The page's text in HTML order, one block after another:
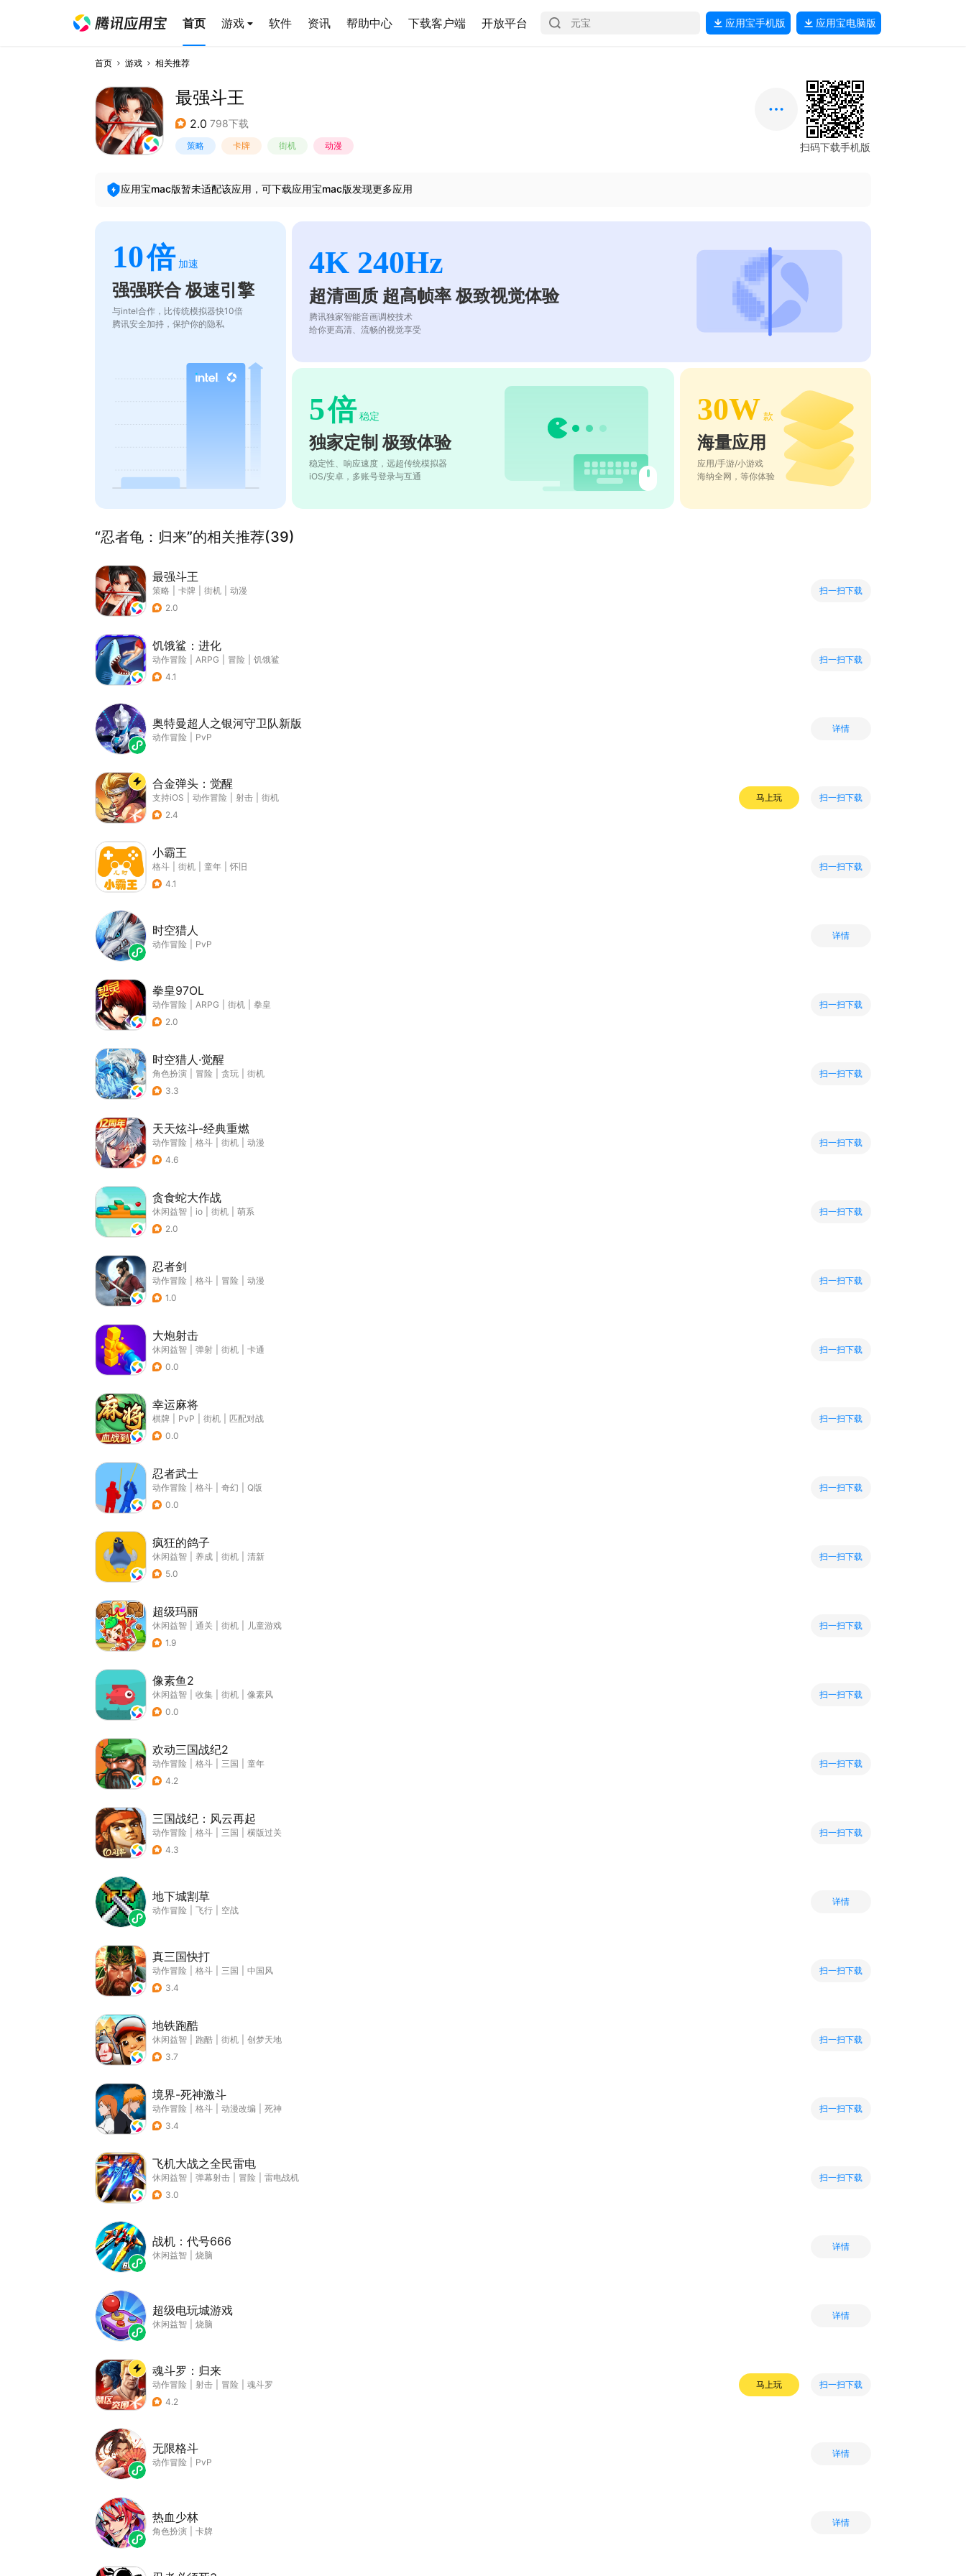
首页 游戏 软件 资讯 帮助中心 下载客户端 开放平台 应用宝手机版 应用宝电脑版
首页 游戏 相关推荐
最强斗王
2.0 798下载
策略 卡牌 街机 动漫 扫码下载手机版
应用宝mac版暂未适配该应用，可下载应用宝mac版发现更多应用
10倍 加速
强强联合 极速引擎
与intel合作，比传统模拟器快10倍
腾讯安全加持，保护你的隐私
4K 240Hz
超清画质 超高帧率 极致视觉体验
腾讯独家智能音画调校技术
给你更高清、流畅的视觉享受
5倍 稳定
独家定制 极致体验
稳定性、响应速度，远超传统模拟器
iOS/安卓，多账号登录与互通
30W 款
海量应用
应用/手游/小游戏
海纳全网，等你体验
“忍者龟：归来”的相关推荐(39)
最强斗王
策略 卡牌 街机
动漫
2.0
扫一扫下载
饥饿鲨：进化
动作冒险 ARPG 冒险
饥饿鲨
4.1
扫一扫下载
奥特曼超人之银河守卫队新版
动作冒险 PvP
详情
合金弹头：觉醒
支持iOS 动作冒险 射击
街机
2.4
马上玩 扫一扫下载
小霸王
格斗 街机 童年
怀旧
4.1
扫一扫下载
时空猎人
动作冒险 PvP
详情
拳皇97OL
动作冒险 ARPG 街机
拳皇
2.0
扫一扫下载
时空猎人·觉醒
角色扮演 冒险 贪玩
街机
3.3
扫一扫下载
天天炫斗-经典重燃
动作冒险 格斗 街机
动漫
4.6
扫一扫下载
贪食蛇大作战
休闲益智 io 街机
萌系
2.0
扫一扫下载
忍者剑
动作冒险 格斗 冒险
动漫
1.0
扫一扫下载
大炮射击
休闲益智 弹射 街机
卡通
0.0
扫一扫下载
幸运麻将
棋牌 PvP 街机
匹配对战
0.0
扫一扫下载
忍者武士
动作冒险 格斗 奇幻
Q版
0.0
扫一扫下载
疯狂的鸽子
休闲益智 养成 街机
清新
5.0
扫一扫下载
超级玛丽
休闲益智 通关 街机
儿童游戏
1.9
扫一扫下载
像素鱼2
休闲益智 收集 街机
像素风
0.0
扫一扫下载
欢动三国战纪2
动作冒险 格斗 三国
童年
4.2
扫一扫下载
三国战纪：风云再起
动作冒险 格斗 三国
横版过关
4.3
扫一扫下载
地下城割草
动作冒险 飞行 空战
详情
真三国快打
动作冒险 格斗 三国
中国风
3.4
扫一扫下载
地铁跑酷
休闲益智 跑酷 街机
创梦天地
3.7
扫一扫下载
境界-死神激斗
动作冒险 格斗 动漫改编
死神
3.4
扫一扫下载
飞机大战之全民雷电
休闲益智 弹幕射击 冒险
雷电战机
3.0
扫一扫下载
战机：代号666
休闲益智 烧脑
详情
超级电玩城游戏
休闲益智 烧脑
详情
魂斗罗：归来
动作冒险 射击 冒险
魂斗罗
4.2
马上玩 扫一扫下载
无限格斗
动作冒险 PvP
详情
热血少林
角色扮演 卡牌
详情